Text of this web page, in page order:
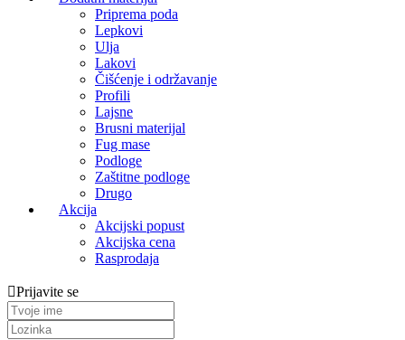
Priprema poda
Lepkovi
Ulja
Lakovi
Čišćenje i održavanje
Profili
Lajsne
Brusni materijal
Fug mase
Podloge
Zaštitne podloge
Drugo
Akcija
Akcijski popust
Akcijska cena
Rasprodaja
Prijavite se